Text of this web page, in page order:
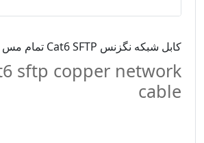
کابل شبکه نگزنس Cat6 SFTP تمام مس
sftp copper network
cable